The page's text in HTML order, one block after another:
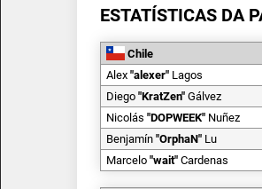
ESTATÍSTICAS DA
Chile
Alex "alexer" Lagos
Diego "KratZen" Gálvez
Nicolás "DOPWEEK" Nuñez
Benjamín "OrphaN" Lu
Marcelo "wait" Cardenas